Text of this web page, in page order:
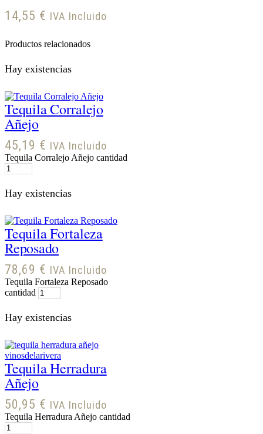
14,55 € IVA Incluido
Productos relacionados
Hay existencias
Tequila Corralejo
Añejo
45,19 € IVA Incluido
Tequila Corralejo Añejo cantidad
Hay existencias
Tequila Fortaleza
Reposado
78,69 € IVA Incluido
Tequila Fortaleza Reposado
cantidad
Hay existencias
Tequila Herradura
Añejo
50,95 € IVA Incluido
Tequila Herradura Añejo cantidad